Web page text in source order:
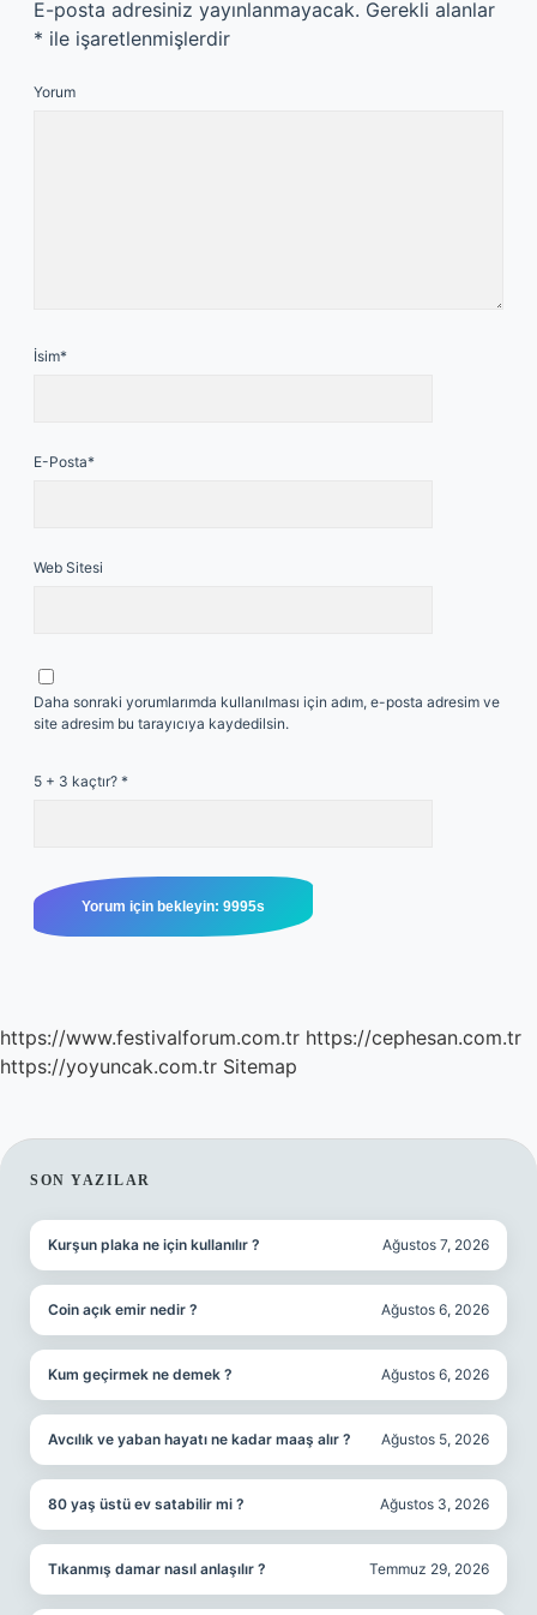
E-posta adresiniz yayınlanmayacak. Gerekli alanlar
* ile işaretlenmişlerdir
Yorum
İsim*
E-Posta*
Web Sitesi
Daha sonraki yorumlarımda kullanılması için adım, e-posta adresim ve
site adresim bu tarayıcıya kaydedilsin.
5 + 3 kaçtır? *
https://www.festivalforum.com.tr https://cephesan.com.tr
https://yoyuncak.com.tr Sitemap
SIDEBAR
SON YAZILAR
Kurşun plaka ne için kullanılır ? Ağustos 7, 2026
Coin açık emir nedir ? Ağustos 6, 2026
Kum geçirmek ne demek ? Ağustos 6, 2026
Avcılık ve yaban hayatı ne kadar maaş alır ? Ağustos 5, 2026
80 yaş üstü ev satabilir mi ? Ağustos 3, 2026
Tıkanmış damar nasıl anlaşılır ? Temmuz 29, 2026